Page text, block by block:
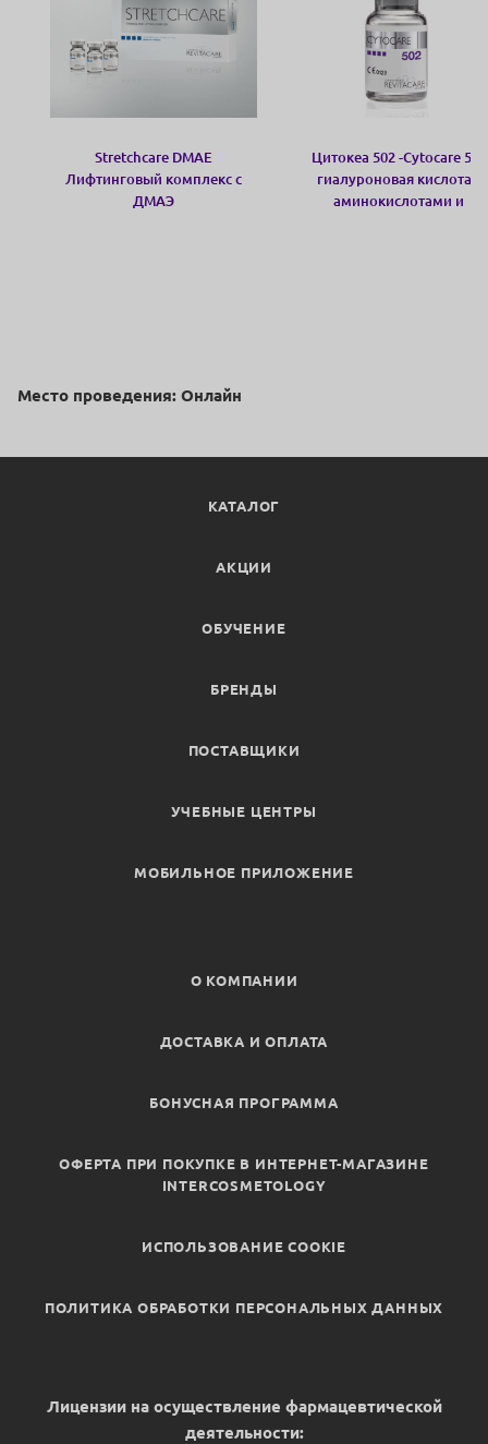
Stretchcare DMAE
Лифтинговый комплекс с
ДМАЭ
Цитокеа 502 -Cytocare 502
гиалуроновая кислота с
аминокислотами и
Место проведения: Онлайн
КАТАЛОГ
АКЦИИ
ОБУЧЕНИЕ
БРЕНДЫ
ПОСТАВЩИКИ
УЧЕБНЫЕ ЦЕНТРЫ
МОБИЛЬНОЕ ПРИЛОЖЕНИЕ
О КОМПАНИИ
ДОСТАВКА И ОПЛАТА
БОНУСНАЯ ПРОГРАММА
ОФЕРТА ПРИ ПОКУПКЕ В ИНТЕРНЕТ-МАГАЗИНЕ
INTERCOSMETOLOGY
ИСПОЛЬЗОВАНИЕ COOKIE
ПОЛИТИКА ОБРАБОТКИ ПЕРСОНАЛЬНЫХ ДАННЫХ
Лицензии на осуществление фармацевтической
деятельности: